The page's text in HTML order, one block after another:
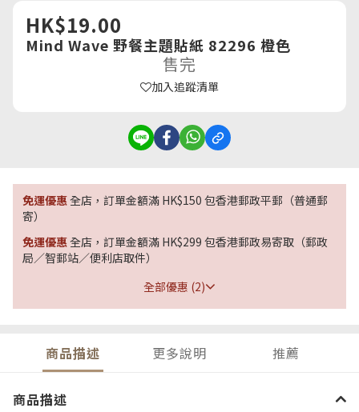
HK$19.00
Mind Wave 野餐主題貼紙 82296 橙色
售完
加入追蹤清單
免運優惠全店，訂單金額滿 HK$150 包香港郵政平郵（普通郵
寄）
免運優惠全店，訂單金額滿 HK$299 包香港郵政易寄取（郵政
局／智郵站／便利店取件）
全部優惠 (2)
商品描述 更多說明 推薦
商品描述